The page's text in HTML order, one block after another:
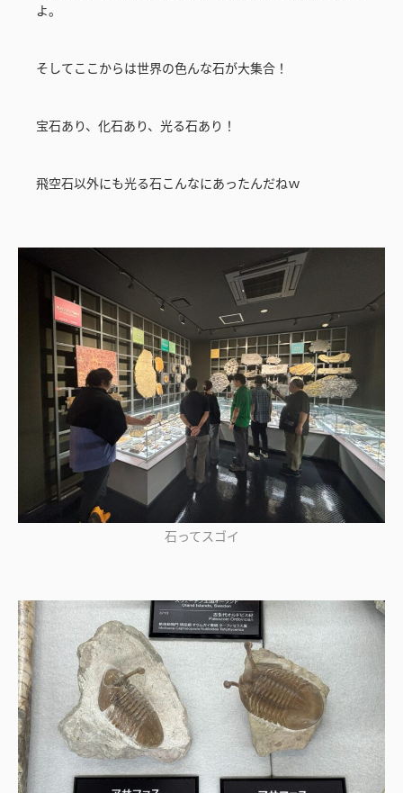
よ。
そしてここからは世界の色んな石が大集合！
宝石あり、化石あり、光る石あり！
飛空石以外にも光る石こんなにあったんだねｗ
石ってスゴイ